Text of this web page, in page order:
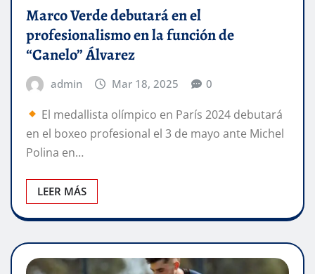
Marco Verde debutará en el
profesionalismo en la función de
“Canelo” Álvarez
admin Mar 18, 2025 0
El medallista olímpico en París 2024 debutará
en el boxeo profesional el 3 de mayo ante Michel
Polina en…
LEER MÁS